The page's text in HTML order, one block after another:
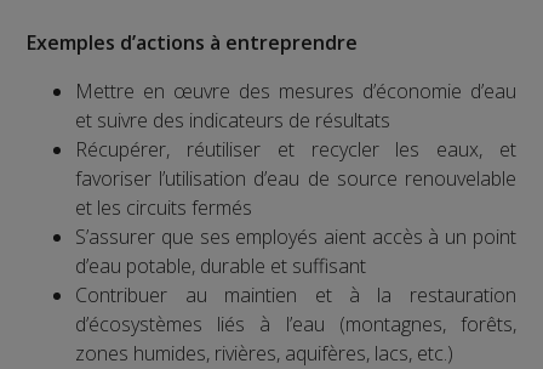
Exemples d’actions à entreprendre
Mettre en œuvre des mesures d’économie d’eau
et suivre des indicateurs de résultats
Récupérer, réutiliser et recycler les eaux, et
favoriser l’utilisation d’eau de source renouvelable
et les circuits fermés
S’assurer que ses employés aient accès à un point
d’eau potable, durable et suffisant
Contribuer au maintien et à la restauration
d’écosystèmes liés à l’eau (montagnes, forêts,
zones humides, rivières, aquifères, lacs, etc.)